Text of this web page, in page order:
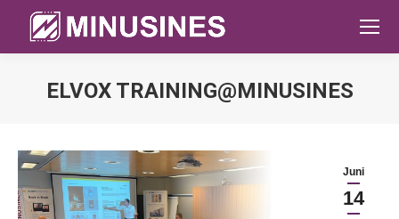
ELVOX TRAINING@MINUSINES
Juni
14